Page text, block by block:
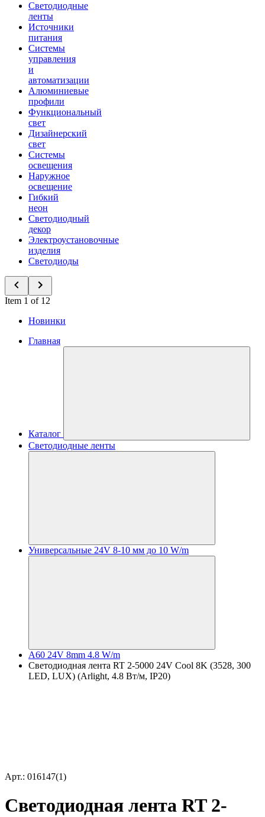
Светодиодные
ленты
Источники
питания
Системы
управления
и
автоматизации
Алюминиевые
профили
Функциональный
свет
Дизайнерский
свет
Системы
освещения
Наружное
освещение
Гибкий
неон
Светодиодный
декор
Электроустановочные
изделия
Светодиоды
Item 1 of 12
Новинки
Главная
Каталог
Светодиодные ленты
Универсальные 24V 8-10 мм до 10 W/m
A60 24V 8mm 4.8 W/m
Светодиодная лента RT 2-5000 24V Cool 8K (3528, 300
LED, LUX) (Arlight, 4.8 Вт/м, IP20)
Арт.: 016147(1)
Светодиодная лента RT 2-